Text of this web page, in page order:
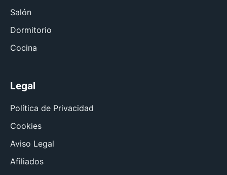
Salón
Dormitorio
Cocina
Legal
Política de Privacidad
Cookies
Aviso Legal
Afiliados